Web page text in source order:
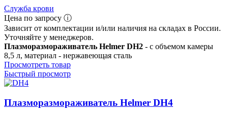
Служба крови
Цена по запросу ⓘ
Зависит от комплектации и/или наличия на складах в России.
Уточняйте у менеджеров.
Плазморазмораживатель Helmer DH2 - с объемом камеры
8,5 л, материал - нержавеющая сталь
Просмотреть товар
Быстрый просмотр
Плазморазмораживатель Helmer DH4